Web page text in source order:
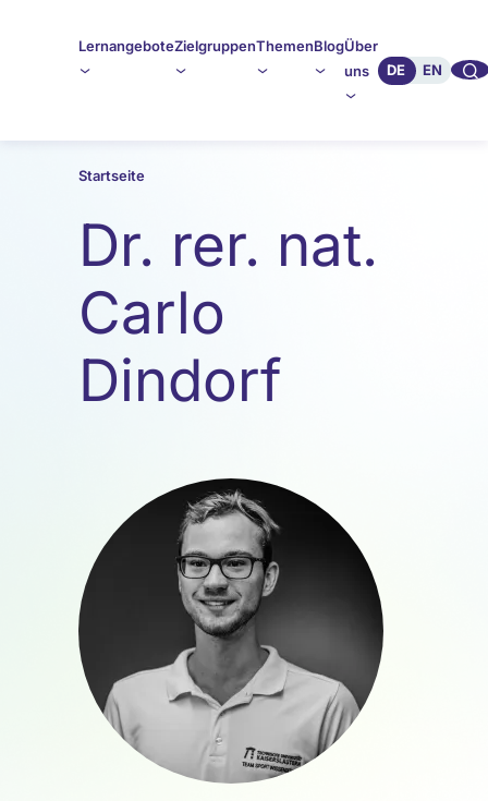
LernangeboteZielgruppenThemenBlogÜber
uns
DE EN 🔍︎︎
Startseite
Dr. rer. nat.
Carlo
Dindorf